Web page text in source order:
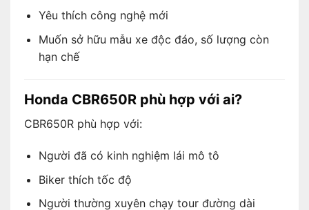
Yêu thích công nghệ mới
Muốn sở hữu mẫu xe độc đáo, số lượng còn
hạn chế
Honda CBR650R phù hợp với ai?
CBR650R phù hợp với:
Người đã có kinh nghiệm lái mô tô
Biker thích tốc độ
Người thường xuyên chạy tour đường dài